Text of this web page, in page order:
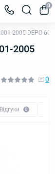
0
2005 DEPO
2005
0
Відгуки 0